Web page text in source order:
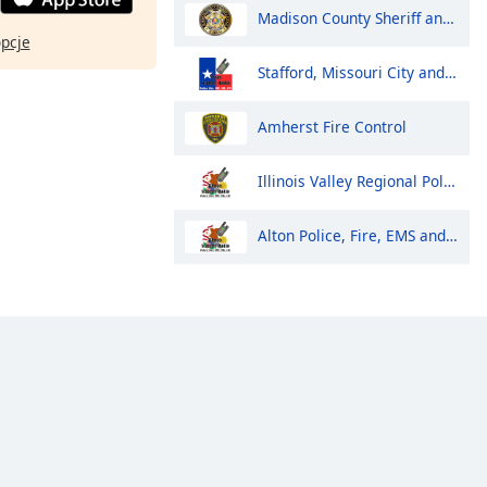
Madison County Sheriff and Huntsville Police
Stafford, Missouri City and Meadows Place Police and Fire
Amherst Fire Control
Illinois Valley Regional Police, Fire and EMS Dispatch
Alton Police, Fire, EMS and Public Works